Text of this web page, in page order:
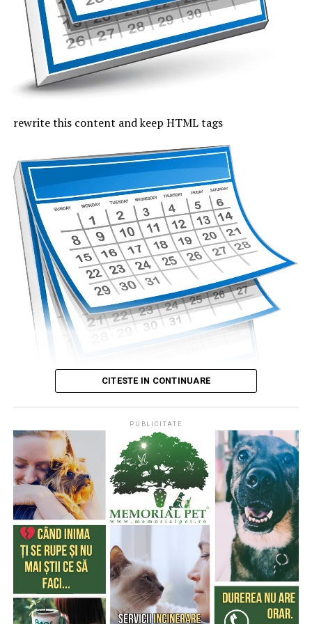
Joi, cu excepția zonei de coastă, vremea va fi caniculară,
indicele temperatură-umezeală va depăși pe arii extinse
pragul critic de 80 de unități, iar temperaturile maxime
se vor încadra între 33 și 37 de grade, mai coborâte pe
litoral, unde vor fi 30 de grade. Noaptea, valorile termice
mult moderat și după-amiază vor fi posibile averse slabe.
Vineri, valorile termice nu mai trec de pragul caniculei,
la malul mării vor fi 33 de grade și minimele nocturne se
mențin între 19 și 24 de grade. Cerul va avea înnorări
temporare după-amiaza, când local vor fi averse slabe,
însoțite de fenomene electrice și intensificări de vânt.
rewrite this content and keep HTML tags
Publicat deCodrin RAITA,
4 august 2026, 05:00
S-a întâmplat într-o zi de 4 august
* Cu 333 de ani în urmă (1693), la această dată, monahul
francez, Dom Pérignon, degusta spuma unei băuturi
produse de el din vinul foarte acid de Champagne (o
regiune din nordul Franţei), băutură care a devenit
extrem de cunoscută şi i-a purtat numele
* Acum 322 de ani (1704) englezii au cucerit Gibraltarul,
CITESTE IN CONTINUARE
PUBLICITATE